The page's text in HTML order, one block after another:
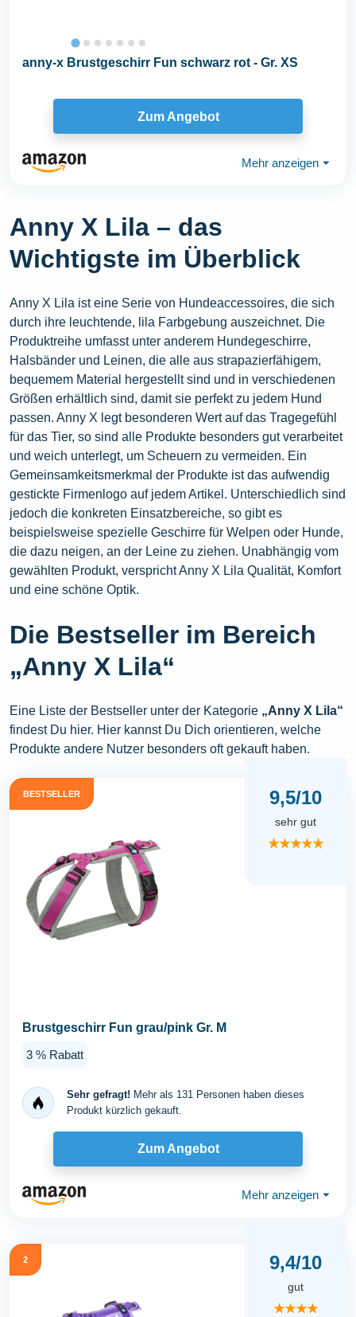
anny-x Brustgeschirr Fun schwarz rot - Gr. XS
Zum Angebot
Mehr anzeigen ⏷
Anny X Lila – das
Wichtigste im Überblick
Anny X Lila ist eine Serie von Hundeaccessoires, die sich
durch ihre leuchtende, lila Farbgebung auszeichnet. Die
Produktreihe umfasst unter anderem Hundegeschirre,
Halsbänder und Leinen, die alle aus strapazierfähigem,
bequemem Material hergestellt sind und in verschiedenen
Größen erhältlich sind, damit sie perfekt zu jedem Hund
passen. Anny X legt besonderen Wert auf das Tragegefühl
für das Tier, so sind alle Produkte besonders gut verarbeitet
und weich unterlegt, um Scheuern zu vermeiden. Ein
Gemeinsamkeitsmerkmal der Produkte ist das aufwendig
gestickte Firmenlogo auf jedem Artikel. Unterschiedlich sind
jedoch die konkreten Einsatzbereiche, so gibt es
beispielsweise spezielle Geschirre für Welpen oder Hunde,
die dazu neigen, an der Leine zu ziehen. Unabhängig vom
gewählten Produkt, verspricht Anny X Lila Qualität, Komfort
und eine schöne Optik.
Die Bestseller im Bereich
„Anny X Lila“
Eine Liste der Bestseller unter der Kategorie „Anny X Lila“
findest Du hier. Hier kannst Du Dich orientieren, welche
Produkte andere Nutzer besonders oft gekauft haben.
BESTSELLER 9,5/10
sehr gut
★★★★★
Brustgeschirr Fun grau/pink Gr. M
3 % Rabatt
Sehr gefragt! Mehr als 131 Personen haben dieses
Produkt kürzlich gekauft.
Zum Angebot
Mehr anzeigen ⏷
2 9,4/10
gut
★★★★